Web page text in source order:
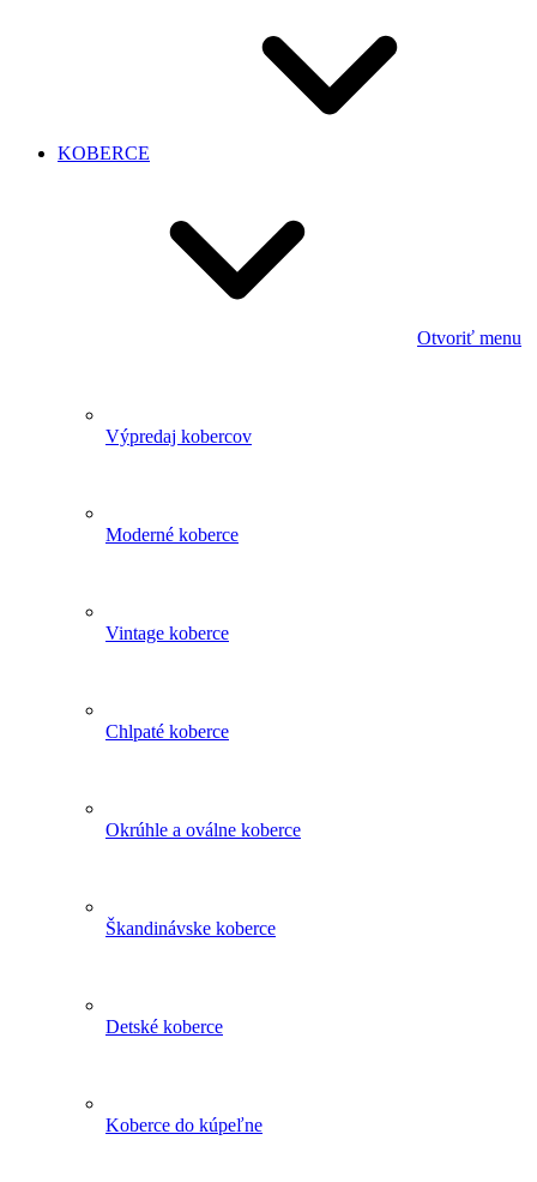
KOBERCE
Otvoriť menu
Výpredaj kobercov
Moderné koberce
Vintage koberce
Chlpaté koberce
Okrúhle a oválne koberce
Škandinávske koberce
Detské koberce
Koberce do kúpeľne